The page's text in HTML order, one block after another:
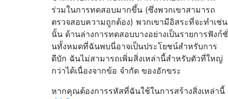
ร่วมในการทดสอบมากขึ้น (ซึ่งพวกเขาสามารถ
ตรวจสอบความถูกต้อง) พวกเขามีอิสระที่จะทำเช่น
นั้น ด้านล่างการทดสอบบางอย่างเป็นรายการฟังก์ชั่
นทั้งหมดที่ฉันพบนี่อาจเป็นประโยชน์สำหรับการ
ดีบัก ฉันไม่สามารถเพิ่มสิ่งเหล่านี้สำหรับตัวที่ใหญ่
กว่าได้เนื่องจากข้อ จำกัด ของอักขระ
หากคุณต้องการรหัสที่ฉันใช้ในการสร้างสิ่งเหล่านี้